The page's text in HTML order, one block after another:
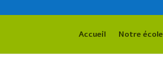
Accueil Notre école